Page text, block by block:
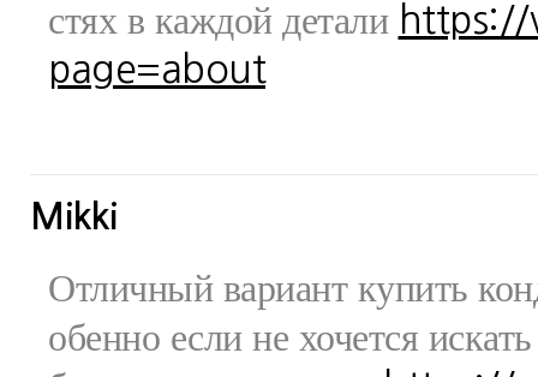
стях в каждой детали https://
page=about
Mikki
Отличный вариант купить
обенно если не хочется